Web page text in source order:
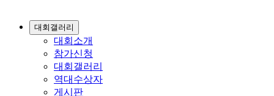
대회갤러리
대회소개
참가신청
대회갤러리
역대수상자
게시판